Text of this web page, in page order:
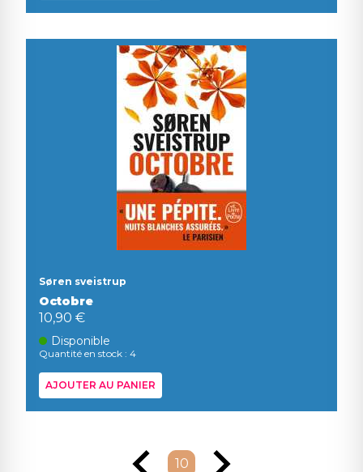
Søren sveistrup
Octobre
10,90 €
Disponible
Quantité en stock : 4
AJOUTER AU PANIER
10